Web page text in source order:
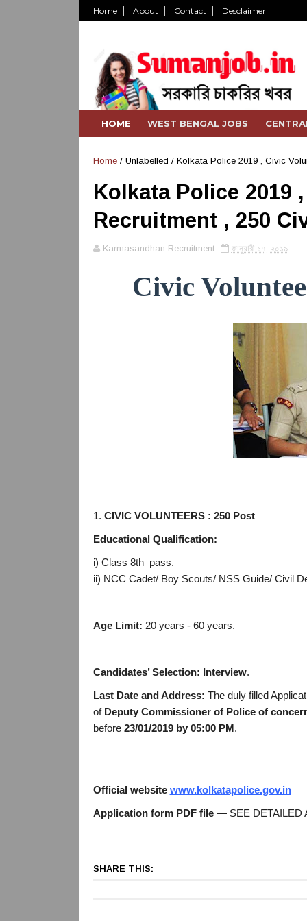
Home About Contact Desclaimer
HOME WEST BENGAL JOBS
Home/ Unlabelled / Kolkata Police 2019 , Civic
Kolkata Police 2019
Recruitment , 250
Karmasandhan Recruitment জানুয়ারী ১৭, ২০১৯
Civic
1. CIVIC VOLUNTEERS : 250 Post
Educational Qualification:
i) Class 8th pass.
ii) NCC Cadet/ Boy Scouts/ NSS Guide/ Civil
Age Limit: 20 years - 60 years.
Candidates’ Selection: Interview.
Last Date and Address: The duly filled
of Deputy Commissioner of Police of
before 23/01/2019 by 05:00 PM.
Official website www.kolkatapolice.gov.in
Application form PDF file— SEE DETAILED
SHARE THIS: